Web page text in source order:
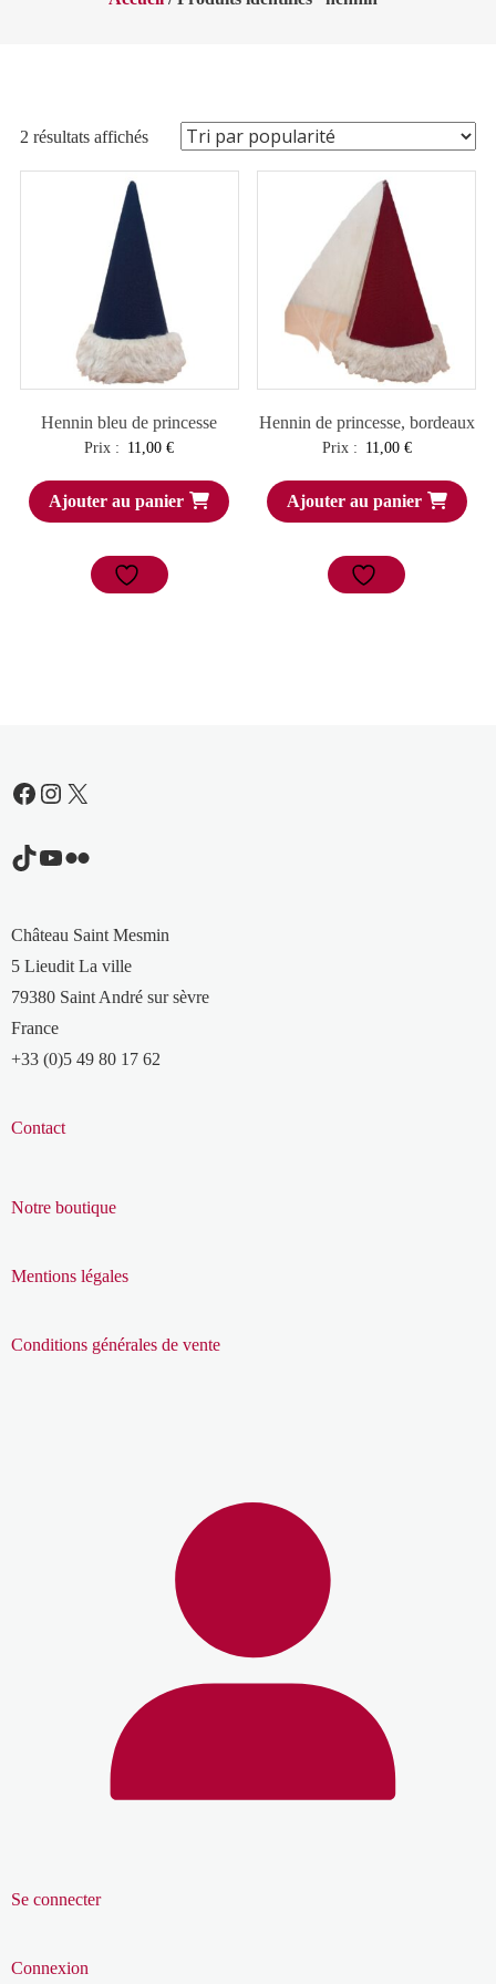
2 résultats affichésTrié
par
Hennin bleu de princesse
Prix : 11,00€
Ajouter au panier
Hennin de princesse, bordeaux
Prix : 11,00 €
Ajouter au panier
Facebook
Instagram
X
TikTok
YouTube
Flickr
Château Saint Mesmin
5 Lieudit La ville
79380 Saint André sur sèvre
France
+33 (0)5 49 80 17 62
Contact
Notre boutique
Mentions légales
Conditions générales de vente
Se connecter
Connexion